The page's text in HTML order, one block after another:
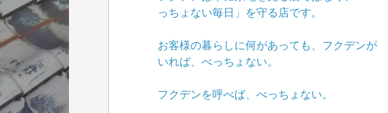
っちょない毎日」を守る店です。
お客様の暮らしに何があっても、フクデンが
いれば、べっちょない。
フクデンを呼べば、べっちょない。